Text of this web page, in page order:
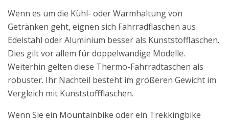
Wenn es um die Kühl- oder Warmhaltung von
Getränken geht, eignen sich Fahrradflaschen aus
Edelstahl oder Aluminium besser als Kunststofflaschen.
Dies gilt vor allem für doppelwandige Modelle.
Weiterhin gelten diese Thermo-Fahrradtaschen als
robuster. Ihr Nachteil besteht im größeren Gewicht im
Vergleich mit Kunststoffflaschen.
Wenn Sie ein Mountainbike oder ein Trekkingbike